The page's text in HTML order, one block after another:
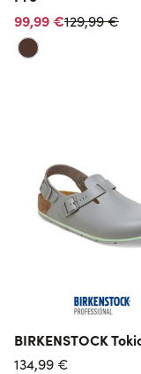
99,99 €Normalpreis
129,99 €
BIRKENSTOCK
134,99 €